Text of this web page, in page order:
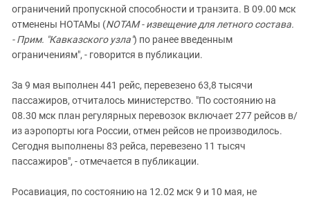
ограничений пропускной способности и транзита. В 09.00 мск
отменены НОТАМы (NOTAM - извещение для летного состава.
- Прим. "Кавказского узла") по ранее введенным
ограничениям", - говорится в публикации.
За 9 мая выполнен 441 рейс, перевезено 63,8 тысячи
пассажиров, отчиталось министерство. "По состоянию на
08.30 мск план регулярных перевозок включает 277 рейсов в/
из аэропорты юга России, отмен рейсов не производилось.
Сегодня выполнены 83 рейса, перевезено 11 тысяч
пассажиров", - отмечается в публикации.
Росавиация, по состоянию на 12.02 мск 9 и 10 мая, не